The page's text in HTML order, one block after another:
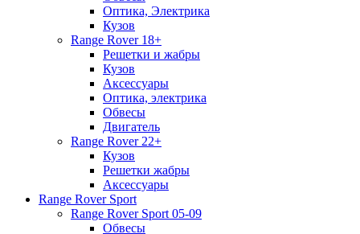
Оптика, Электрика
Кузов
Range Rover 18+
Решетки и жабры
Кузов
Аксессуары
Оптика, электрика
Обвесы
Двигатель
Range Rover 22+
Кузов
Решетки жабры
Аксессуары
Range Rover Sport
Range Rover Sport 05-09
Обвесы